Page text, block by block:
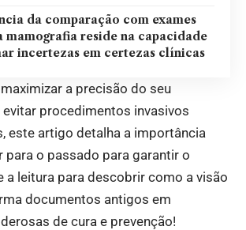
da comparação com exames
mamografia reside na capacidade
incertezas em certezas clínicas
a precisão do seu
procedimentos invasivos
este artigo detalha a importância
para o passado para garantir o
a leitura para descobrir como a visão
documentos antigos em
de cura e prevenção!